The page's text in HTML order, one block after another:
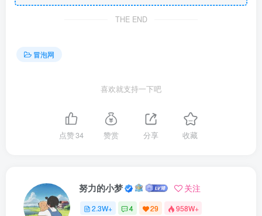
·🏆老牌标杆：自2022年起深耕，神图站内榜一团队。
十万精英。
·📊规模流水：200+在册学员，团队月流水高达500W+。
Tc联盟tiktok海外拉新核心课件
看手机素材开头作品拆解与教程(1).mp4
THE END
冒泡网
喜欢就支持一下吧
点赞34 赞赏 分享 收藏
努力的小梦 关注
2.3W+ 4 29 958W+